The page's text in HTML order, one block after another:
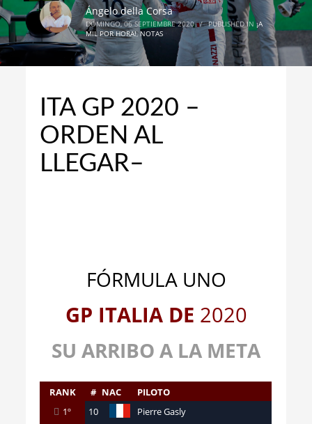
Ángelo della Corsa
DOMINGO, 06 SEPTIEMBRE 2020 / PUBLISHED IN¡A
MIL POR HORA!,NOTAS
ITA GP 2020 –
ORDEN AL
LLEGAR–
FÓRMULA UNO
GP ITALIA DE 2020
SU ARRIBO A LA META
RANK # NAC
PILOTO
1º
10
Pierre Gasly